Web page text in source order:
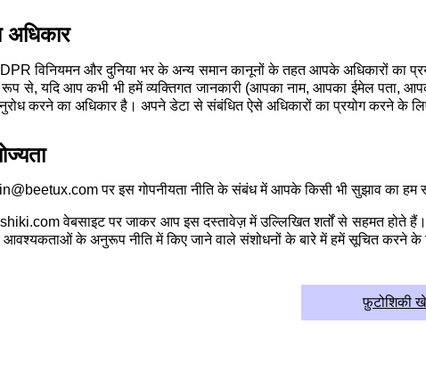
अधिकार
विनियमन और दुनिया भर के अन्य समान कानूनों के तहत आपके अधिकारों का
रूप से, यदि आप कभी भी हमें व्यक्तिगत जानकारी (आपका नाम, आपका ईमेल पता,
करने का अधिकार है। अपने डेटा से संबंधित ऐसे अधिकारों का प्रयोग करने के
पर इस गोपनीयता नीति के संबंध में आपके किसी भी सुझाव का हम
वेबसाइट पर जाकर आप इस दस्तावेज़ में उल्लिखित शर्तों से सहमत होते
आवश्यकताओं के अनुरूप नीति में किए जाने वाले संशोधनों के बारे में हमें सूचित करने
फ़ुटोशिकी